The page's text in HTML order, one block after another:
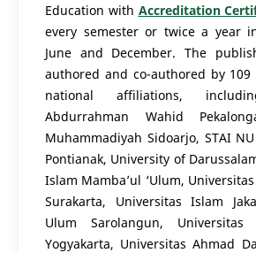
Education with Accreditation
every semester or twice a year
June and December. The
authored and co-authored by
national affiliations,
Abdurrahman Wahid
Muhammadiyah Sidoarjo, STAI
Pontianak, University of
Islam Mamba’ul ‘Ulum,
Surakarta, Universitas Islam
Ulum Sarolangun, Universitas
Yogyakarta, Universitas Ahmad